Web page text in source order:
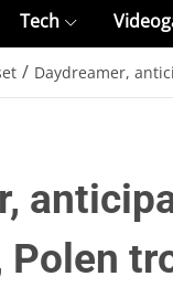
Tech
/ Daydreamer,